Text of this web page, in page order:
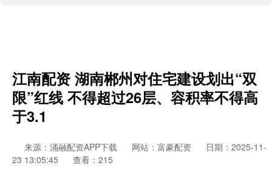
江南配资 湖南郴州对住宅建设划出“双
限”红线 不得超过26层、容积率不得高
于3.1
来源：涌融配资APP下载 网站：富豪配资
日期：2025-11-
23 13:05:45
查看：215